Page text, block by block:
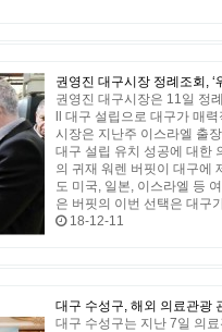
권영진 대구시장 정례조회, ‘
권영진 대구시장은 11일 정
ll 대구 설립으로 대구가 매
시장은 지난주 이스라엘 출
대구 설립 유치 성공에 대한
의 귀재 워렌 버핏이 대구에
도 미국, 일본, 이스라엘 등
은 버핏의 이번 선택은 대구
18-12-11
대구 수성구, 해외 의료관광
대구 수성구는 지난 7일 의